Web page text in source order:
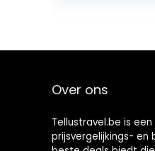
Over ons
Tellustravel.be is
prijsvergelijkings- en